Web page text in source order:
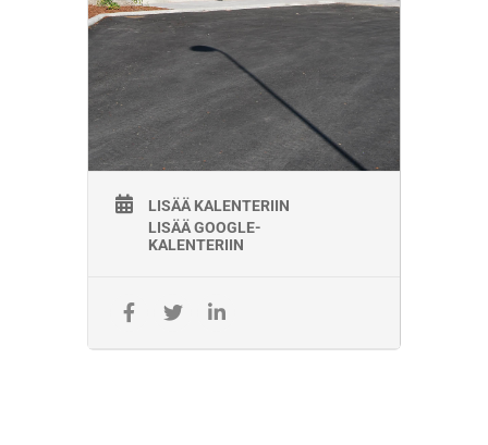
Koulutuksen hinta 1000 euroa (alv 0%).
Koulutuspaikkoja on rajoitettu määrä.
Koulutus toteutetaan, mikäli osallistujia
on riittävästi.
Ilmoittautuminen tästä linkistä:
https://www.lyyti.in/JKV_perusteet_3708
Lisätietoja:
Miia Asikainen miia.asikainen@vayla.fi
LISÄÄ KALENTERIIN
LISÄÄ GOOGLE-
KALENTERIIN